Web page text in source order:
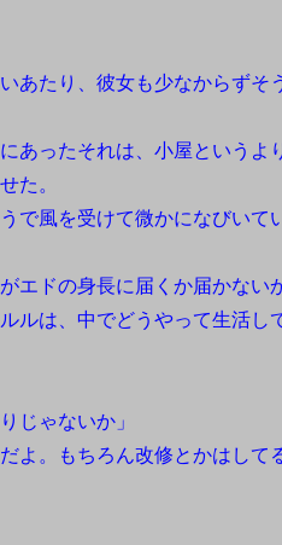
あたり、彼女も少なからずそ
あったそれは、小屋というよ
た。
で風を受けて微かになびいて
エドの身長に届くか届かない
ルは、中でどうやって生活し
じゃないか」
よ。もちろん改修とかはして